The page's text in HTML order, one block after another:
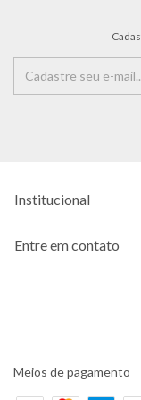
Institucional
Entre em contato
Meios de pagamento